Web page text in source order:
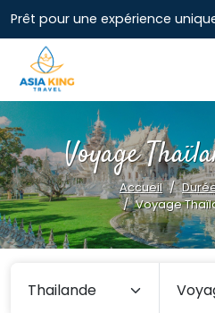
Prêt pour une expérience
Voyage
Accueil
Voyage